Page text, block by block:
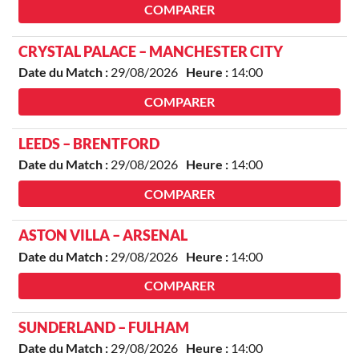
COMPARER
CRYSTAL PALACE – MANCHESTER CITY
Date du Match : 29/08/2026 Heure : 14:00
COMPARER
LEEDS – BRENTFORD
Date du Match : 29/08/2026 Heure : 14:00
COMPARER
ASTON VILLA – ARSENAL
Date du Match : 29/08/2026 Heure : 14:00
COMPARER
SUNDERLAND – FULHAM
Date du Match : 29/08/2026 Heure : 14:00